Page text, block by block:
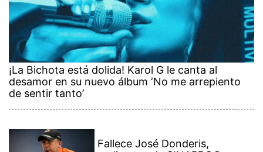
¡La Bichota está dolida! Karol G le canta al
desamor en su nuevo álbum ‘No me arrepiento
de sentir tanto’
Fallece José Donderis,